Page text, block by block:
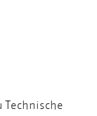
Technische